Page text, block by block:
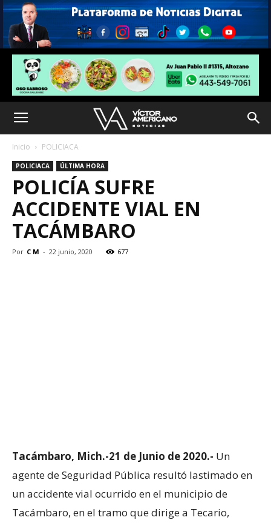
Inicio POLICIACA
POLICIACA ÚLTIMA HORA
POLICÍA SUFRE
ACCIDENTE VIAL EN
TACÁMBARO
Por C M - 22 junio, 2020 677
Tacámbaro, Mich.-21 de Junio de 2020.- Un
agente de Seguridad Pública resultó lastimado en
un accidente vial ocurrido en el municipio de
Tacámbaro, en el tramo que dirige a Tecario,